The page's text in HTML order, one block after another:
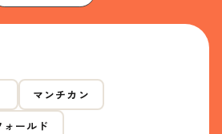
マンチカン
ールド